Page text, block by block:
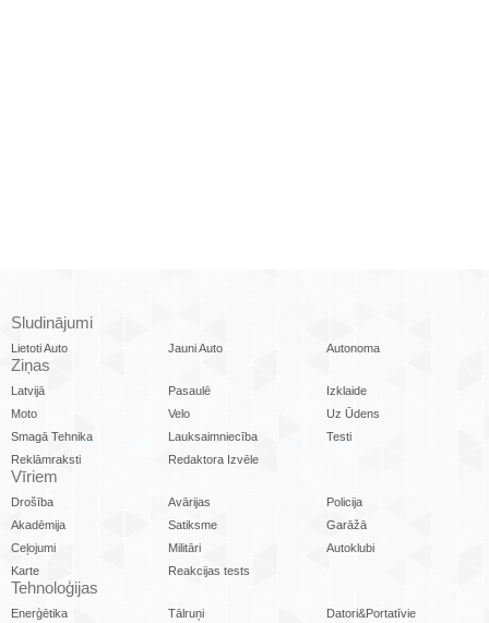
Sludinājumi
Lietoti Auto Jauni Auto Autonoma
Ziņas
Latvijā Pasaulē
Izklaide
Moto
Velo
Uz Ūdens
Smagā Tehnika
Lauksaimniecība
Testi
Reklāmraksti
Redaktora Izvēle
Vīriem
Drošība Avārijas
Policija
Akadēmija
Satiksme
Garāžā
Ceļojumi
Militāri
Autoklubi
Karte
Reakcijas tests
Tehnoloģijas
Enerģētika Tālruņi
Datori&Portatīvie